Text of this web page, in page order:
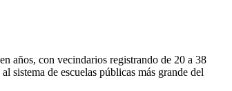
años, con vecindarios registrando de 20 a 38
sistema de escuelas públicas más grande del